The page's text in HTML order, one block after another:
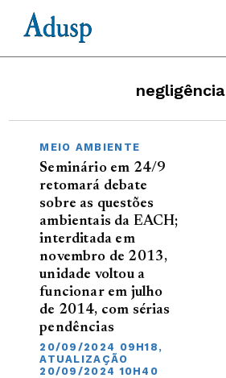
negligência
MEIO AMBIENTE
Seminário em 24/9
retomará debate
sobre as questões
ambientais da EACH;
interditada em
novembro de 2013,
unidade voltou a
funcionar em julho
de 2014, com sérias
pendências
20/09/2024 09H18,
ATUALIZAÇÃO
20/09/2024 10H40